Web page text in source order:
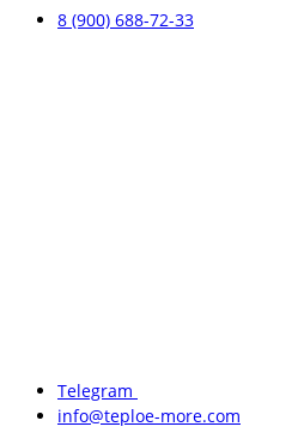
8 (900) 688-72-33
Telegram
info@teploe-more.com